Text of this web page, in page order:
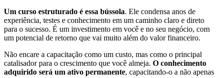
Um curso estruturado é essa bússola. Ele condensa anos de
experiência, testes e conhecimento em um caminho claro e direto
para o sucesso. É um investimento em você e no seu negócio, com
um potencial de retorno que vai muito além do valor financeiro.
Não encare a capacitação como um custo, mas como o principal
catalisador para o crescimento que você almeja. O conhecimento
adquirido será um ativo permanente, capacitando-o a não apenas